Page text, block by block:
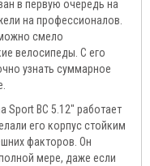
в первую очередь на
на профессионалов.
смело
велосипеды. С его
узнать суммарное
Sport BC 5.12" работает
его корпус стойким
факторов. Он
мере, даже если